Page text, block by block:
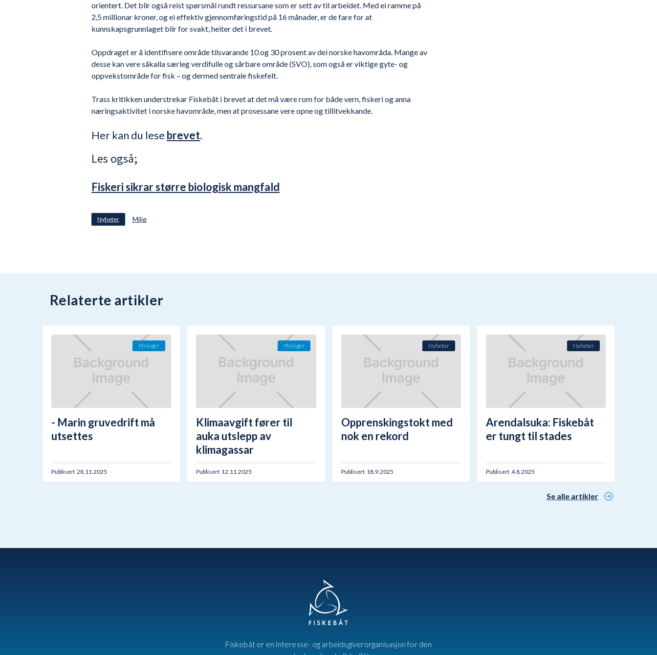
orientert. Det blir også reist spørsmål rundt ressursane som er sett av til arbeidet. Med ei ramme på
2,5 millionar kroner, og ei effektiv gjennomføringstid på 16 månader, er de fare for at
kunnskapsgrunnlaget blir for svakt, heiter det i brevet.
Oppdraget er å identifisere område tilsvarande 10 og 30 prosent av dei norske havområda. Mange av
desse kan vere såkalla særleg verdifulle og sårbare område (SVO), som også er viktige gyte- og
oppvekstområde for fisk – og dermed sentrale fiskefelt.
Trass kritikken understrekar Fiskebåt i brevet at det må være rom for både vern, fiskeri og anna
næringsaktivitet i norske havområde, men at prosessane vere opne og tillitvekkande.
Her kan du lese brevet.
Les også;
Fiskeri sikrar større biologisk mangfald
Nyheter Miljø
Relaterte artikler
Ytringer
- Marin gruvedrift må
utsettes
Publisert 28.11.2025
Ytringer
Klimaavgift fører til
auka utslepp av
klimagassar
Publisert 12.11.2025
Nyheter
Opprenskingstokt med
nok en rekord
Publisert 18.9.2025
Nyheter
Arendalsuka: Fiskebåt
er tungt til stades
Publisert 4.8.2025
Se alle artikler
Fiskebåt er en interesse- og arbeidsgiverorganisasjon for den